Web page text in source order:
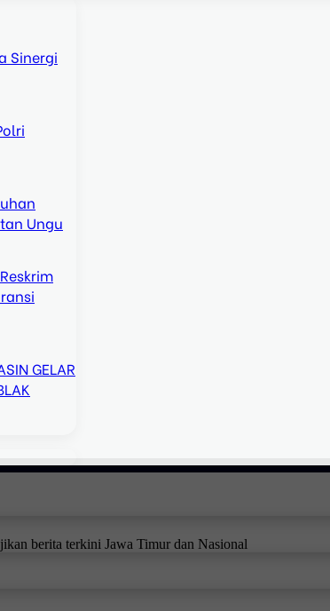
Sinergi
Ungu
GELAR
berita terkini Jawa Timur dan Nasional